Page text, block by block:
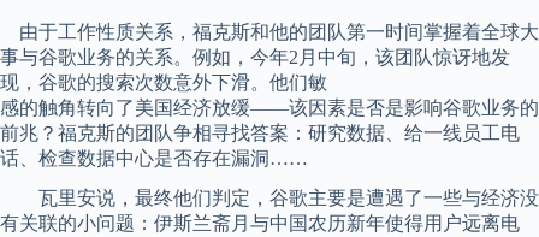
由于工作性质关系，福克斯和他的团队第一时间掌握着全球大
事与谷歌业务的关系。例如，今年2月中旬，该团队惊讶地发
现，谷歌的搜索次数意外下滑。他们敏
感的触角转向了美国经济放缓——该因素是否是影响谷歌业务的
前兆？福克斯的团队争相寻找答案：研究数据、给一线员工电
话、检查数据中心是否存在漏洞……
瓦里安说，最终他们判定，谷歌主要是遭遇了一些与经济没
有关联的小问题：伊斯兰斋月与中国农历新年使得用户远离电